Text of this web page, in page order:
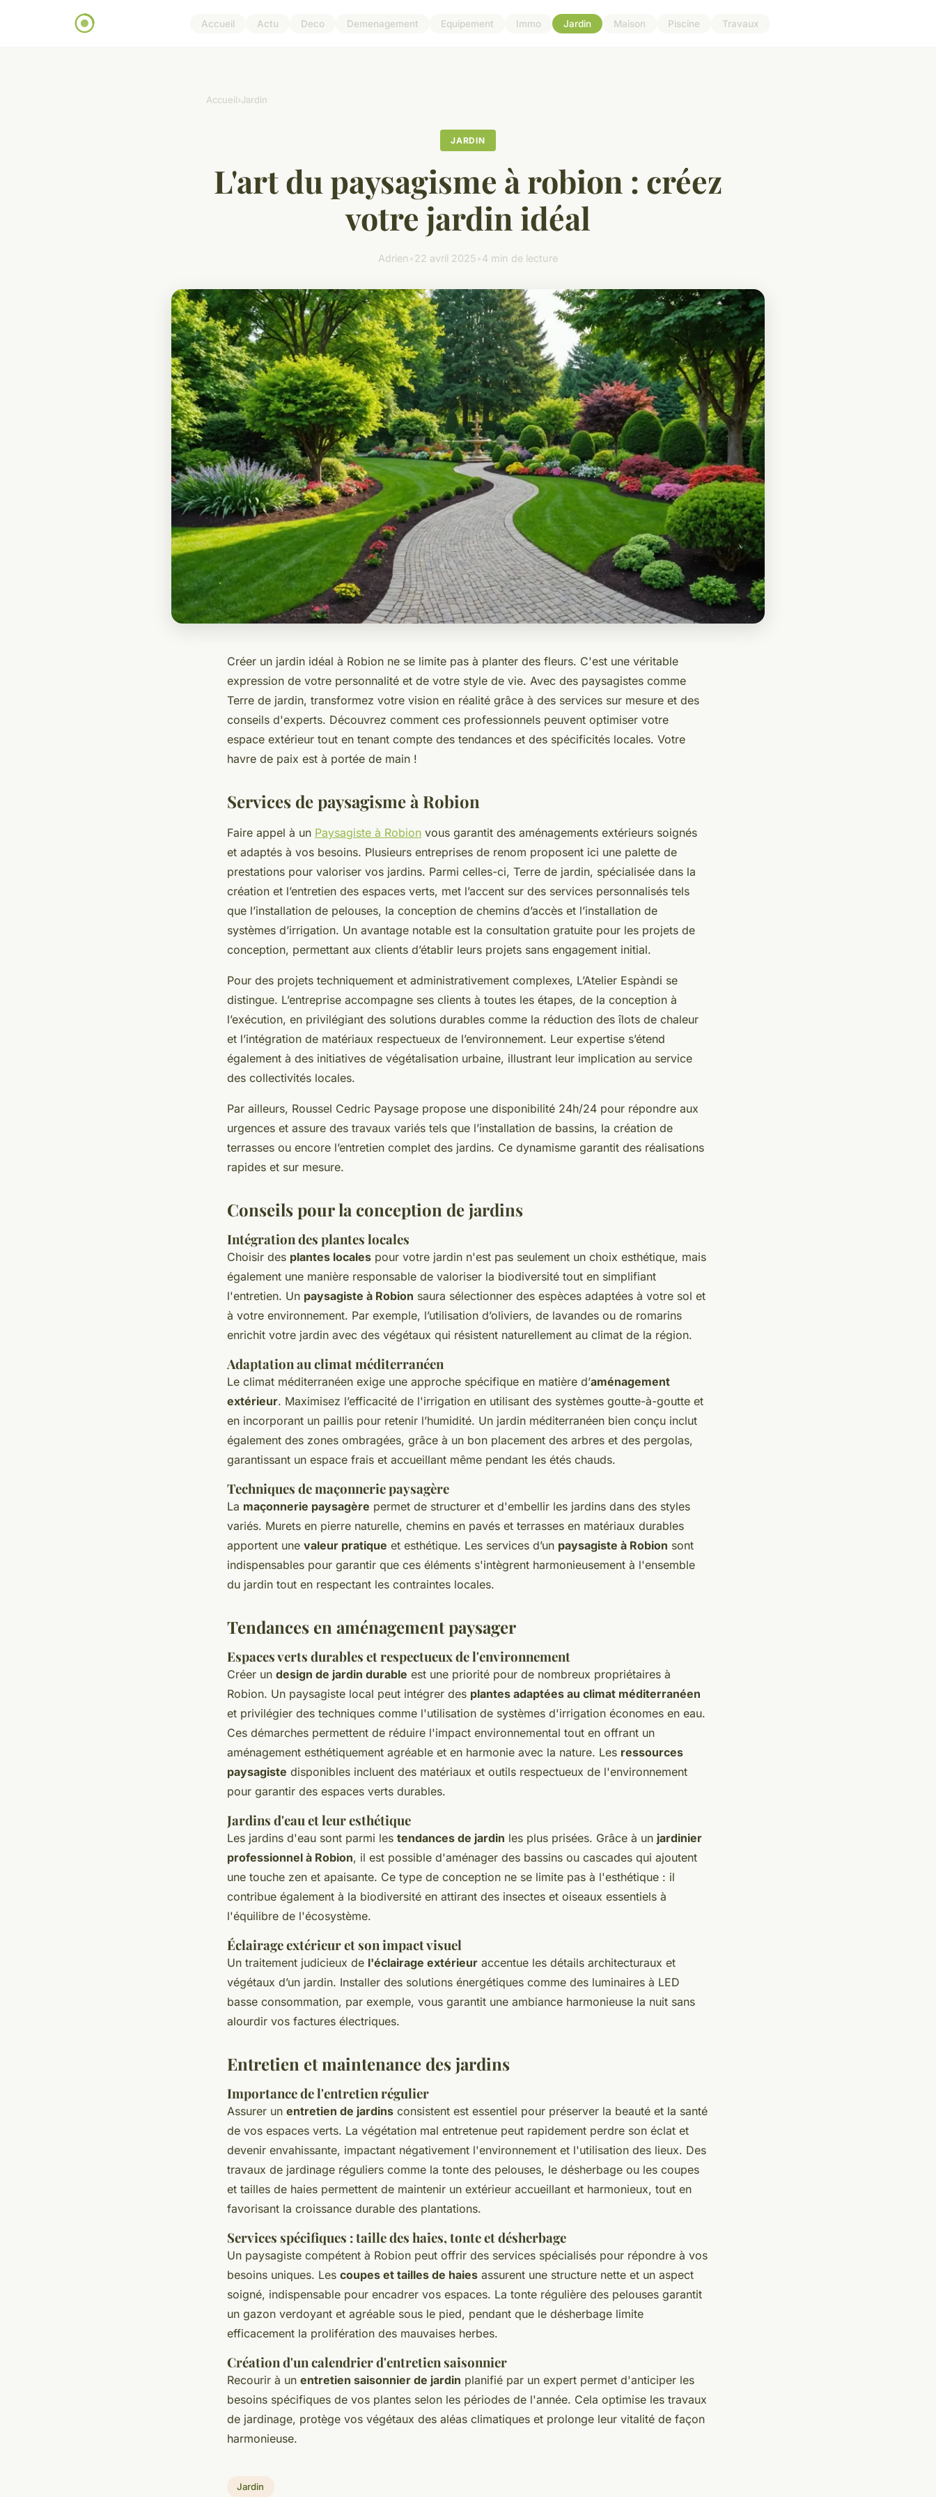
Accueil Actu Deco Demenagement Equipement Immo Jardin Maison Piscine Travaux
Accueil›Jardin
JARDIN
L'art du paysagisme à robion : créez
votre jardin idéal
Adrien 22 avril 2025 4 min de lecture
Créer un jardin idéal à Robion ne se limite pas à planter des fleurs. C'est une véritable
expression de votre personnalité et de votre style de vie. Avec des paysagistes comme
Terre de jardin, transformez votre vision en réalité grâce à des services sur mesure et des
conseils d'experts. Découvrez comment ces professionnels peuvent optimiser votre
espace extérieur tout en tenant compte des tendances et des spécificités locales. Votre
havre de paix est à portée de main !
Services de paysagisme à Robion
Faire appel à un Paysagiste à Robion vous garantit des aménagements extérieurs soignés
et adaptés à vos besoins. Plusieurs entreprises de renom proposent ici une palette de
prestations pour valoriser vos jardins. Parmi celles-ci, Terre de jardin, spécialisée dans la
création et l’entretien des espaces verts, met l’accent sur des services personnalisés tels
que l’installation de pelouses, la conception de chemins d’accès et l’installation de
systèmes d’irrigation. Un avantage notable est la consultation gratuite pour les projets de
conception, permettant aux clients d’établir leurs projets sans engagement initial.
Pour des projets techniquement et administrativement complexes, L’Atelier Espàndi se
distingue. L’entreprise accompagne ses clients à toutes les étapes, de la conception à
l’exécution, en privilégiant des solutions durables comme la réduction des îlots de chaleur
et l’intégration de matériaux respectueux de l’environnement. Leur expertise s’étend
également à des initiatives de végétalisation urbaine, illustrant leur implication au service
des collectivités locales.
Par ailleurs, Roussel Cedric Paysage propose une disponibilité 24h/24 pour répondre aux
urgences et assure des travaux variés tels que l’installation de bassins, la création de
terrasses ou encore l’entretien complet des jardins. Ce dynamisme garantit des réalisations
rapides et sur mesure.
Conseils pour la conception de jardins
Intégration des plantes locales
Choisir des plantes locales pour votre jardin n'est pas seulement un choix esthétique, mais
également une manière responsable de valoriser la biodiversité tout en simplifiant
l'entretien. Un paysagiste à Robion saura sélectionner des espèces adaptées à votre sol et
à votre environnement. Par exemple, l’utilisation d’oliviers, de lavandes ou de romarins
enrichit votre jardin avec des végétaux qui résistent naturellement au climat de la région.
Adaptation au climat méditerranéen
Le climat méditerranéen exige une approche spécifique en matière d’aménagement
extérieur. Maximisez l’efficacité de l'irrigation en utilisant des systèmes goutte-à-goutte et
en incorporant un paillis pour retenir l’humidité. Un jardin méditerranéen bien conçu inclut
également des zones ombragées, grâce à un bon placement des arbres et des pergolas,
garantissant un espace frais et accueillant même pendant les étés chauds.
Techniques de maçonnerie paysagère
La maçonnerie paysagère permet de structurer et d'embellir les jardins dans des styles
variés. Murets en pierre naturelle, chemins en pavés et terrasses en matériaux durables
apportent une valeur pratique et esthétique. Les services d’un paysagiste à Robion sont
indispensables pour garantir que ces éléments s'intègrent harmonieusement à l'ensemble
du jardin tout en respectant les contraintes locales.
Tendances en aménagement paysager
Espaces verts durables et respectueux de l'environnement
Créer un design de jardin durable est une priorité pour de nombreux propriétaires à
Robion. Un paysagiste local peut intégrer des plantes adaptées au climat méditerranéen
et privilégier des techniques comme l'utilisation de systèmes d'irrigation économes en eau.
Ces démarches permettent de réduire l'impact environnemental tout en offrant un
aménagement esthétiquement agréable et en harmonie avec la nature. Les ressources
paysagiste disponibles incluent des matériaux et outils respectueux de l'environnement
pour garantir des espaces verts durables.
Jardins d'eau et leur esthétique
Les jardins d'eau sont parmi les tendances de jardin les plus prisées. Grâce à un jardinier
professionnel à Robion, il est possible d'aménager des bassins ou cascades qui ajoutent
une touche zen et apaisante. Ce type de conception ne se limite pas à l'esthétique : il
contribue également à la biodiversité en attirant des insectes et oiseaux essentiels à
l'équilibre de l'écosystème.
Éclairage extérieur et son impact visuel
Un traitement judicieux de l'éclairage extérieur accentue les détails architecturaux et
végétaux d’un jardin. Installer des solutions énergétiques comme des luminaires à LED
basse consommation, par exemple, vous garantit une ambiance harmonieuse la nuit sans
alourdir vos factures électriques.
Entretien et maintenance des jardins
Importance de l'entretien régulier
Assurer un entretien de jardins consistent est essentiel pour préserver la beauté et la santé
de vos espaces verts. La végétation mal entretenue peut rapidement perdre son éclat et
devenir envahissante, impactant négativement l'environnement et l'utilisation des lieux. Des
travaux de jardinage réguliers comme la tonte des pelouses, le désherbage ou les coupes
et tailles de haies permettent de maintenir un extérieur accueillant et harmonieux, tout en
favorisant la croissance durable des plantations.
Services spécifiques : taille des haies, tonte et désherbage
Un paysagiste compétent à Robion peut offrir des services spécialisés pour répondre à vos
besoins uniques. Les coupes et tailles de haies assurent une structure nette et un aspect
soigné, indispensable pour encadrer vos espaces. La tonte régulière des pelouses garantit
un gazon verdoyant et agréable sous le pied, pendant que le désherbage limite
efficacement la prolifération des mauvaises herbes.
Création d'un calendrier d'entretien saisonnier
Recourir à un entretien saisonnier de jardin planifié par un expert permet d'anticiper les
besoins spécifiques de vos plantes selon les périodes de l'année. Cela optimise les travaux
de jardinage, protège vos végétaux des aléas climatiques et prolonge leur vitalité de façon
harmonieuse.
Jardin